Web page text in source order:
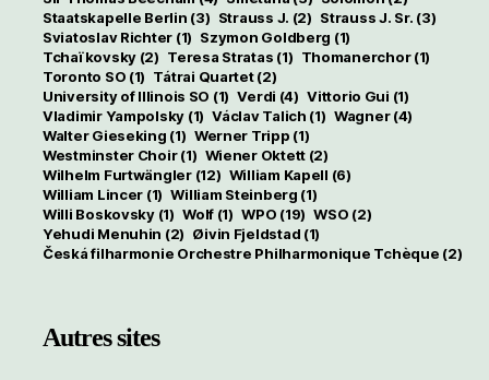
Staatskapelle Berlin (3) Strauss J. (2) Strauss J. Sr. (3)
Sviatoslav Richter (1) Szymon Goldberg (1)
Tchaïkovsky(2) Teresa Stratas (1) Thomanerchor(1)
Toronto SO (1) Tátrai Quartet(2)
University of Illinois SO (1) Verdi (4) Vittorio Gui (1)
Vladimir Yampolsky (1) Václav Talich (1) Wagner(4)
Walter Gieseking (1) Werner Tripp (1)
Westminster Choir(1) Wiener Oktett (2)
Wilhelm Furtwängler(12) William Kapell (6)
William Lincer (1) William Steinberg (1)
Willi Boskovsky(1) Wolf(1) WPO (19) WSO (2)
Yehudi Menuhin (2) Øivin Fjeldstad (1)
Česká filharmonie Orchestre Philharmonique Tchèque (2)
Autres sites